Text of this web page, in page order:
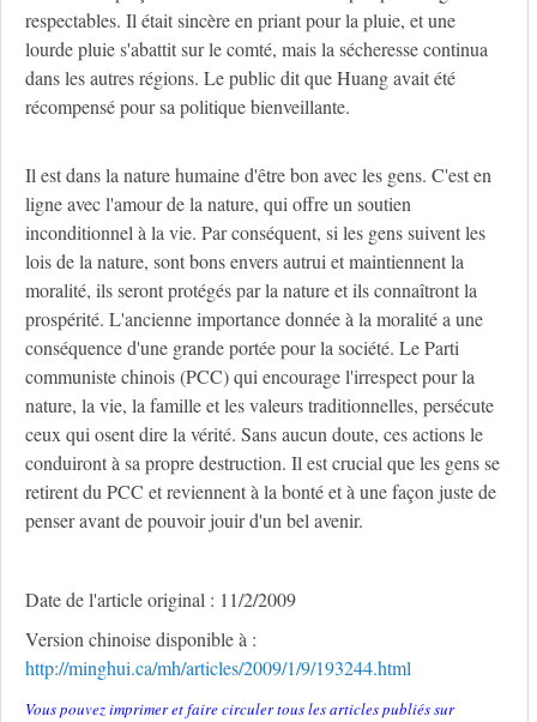
respectables. Il était sincère en priant pour la pluie, et une
lourde pluie s'abattit sur le comté, mais la sécheresse continua
dans les autres régions. Le public dit que Huang avait été
récompensé pour sa politique bienveillante.
Il est dans la nature humaine d'être bon avec les gens. C'est en
ligne avec l'amour de la nature, qui offre un soutien
inconditionnel à la vie. Par conséquent, si les gens suivent les
lois de la nature, sont bons envers autrui et maintiennent la
moralité, ils seront protégés par la nature et ils connaîtront la
prospérité. L'ancienne importance donnée à la moralité a une
conséquence d'une grande portée pour la société. Le Parti
communiste chinois (PCC) qui encourage l'irrespect pour la
nature, la vie, la famille et les valeurs traditionnelles, persécute
ceux qui osent dire la vérité. Sans aucun doute, ces actions le
conduiront à sa propre destruction. Il est crucial que les gens se
retirent du PCC et reviennent à la bonté et à une façon juste de
penser avant de pouvoir jouir d'un bel avenir.
Date de l'article original : 11/2/2009
Version chinoise disponible à :
http://minghui.ca/mh/articles/2009/1/9/193244.html
Vous pouvez imprimer et faire circuler tous les articles publiés sur